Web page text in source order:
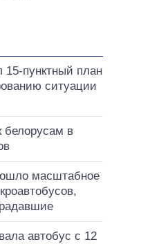
15-пунктный план
ситуации
белорусам в
масштабное
автобус с 12